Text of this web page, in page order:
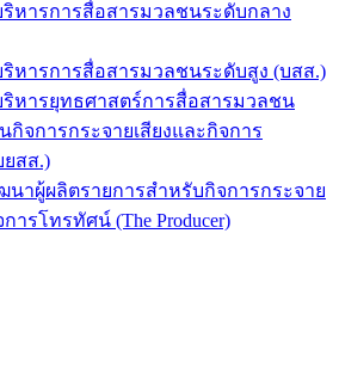
หารการสื่อสารมวลชนระดับกลาง
หารการสื่อสารมวลชนระดับสูง (บสส.)
หารยุทธศาสตร์การสื่อสารมวลชน
กิจการกระจายเสียงและกิจการ
สส.)
าผู้ผลิตรายการสำหรับกิจการกระจาย
ารโทรทัศน์ (The Producer)